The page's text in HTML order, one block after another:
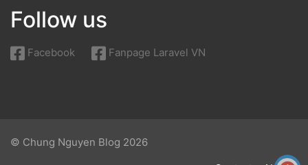
Follow us
Facebook Fanpage Laravel VN
© Chung Nguyen Blog 2026